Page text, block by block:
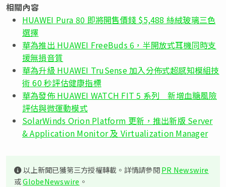
相關內容
HUAWEI Pura 80 即將開售價錢 $5,488 絲絨玻璃三色
選擇
華為推出 HUAWEI FreeBuds 6，半開放式耳機同時支
援無損音質
華為升級 HUAWEI TruSense 加入分佈式超感知模組技
術 60 秒評估健康指標
華為發佈 HUAWEI WATCH FIT 5 系列 新增血糖風險
評估與微運動模式
SolarWinds Orion Platform 更新，推出新版 Server
& Application Monitor 及 Virtualization Manager
以上新聞已獲第三方授權轉載。詳情請參閱PR Newswire
或GlobeNewswire 。